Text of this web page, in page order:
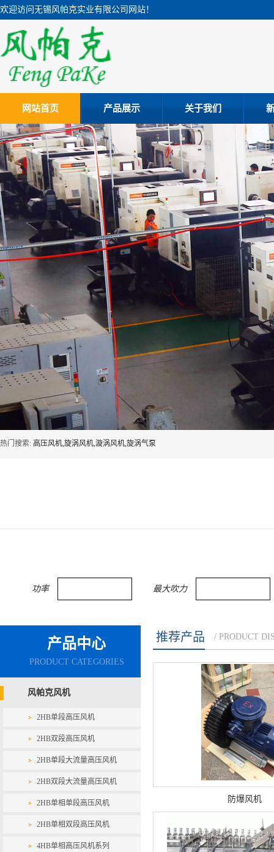
欢迎访问无锡风帕克实业有限公司网站！
网站首页 产品展示 关于我们
热门搜索: 高压风机,旋涡风机,漩涡风机,旋涡气泵
功率 最大吹力
产品中心
PRODUCT CATEGORIES
风帕克风机
2HB单段高压风机
2HB双段高压风机
2HB单段大流量高压风机
2HB双段大流量高压风机
2HB单相单段高压风机
2HB单相双段高压风机
4HB单相高压风机系列
推荐产品 / PRODUCT
防爆风机